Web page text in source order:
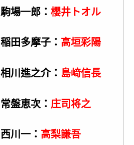
駒場一郎： 櫻井トオル
稲田多摩子： 高垣彩陽
相川進之介： 島﨑信長
常盤恵次： 庄司将之
西川一： 高梨謙吾